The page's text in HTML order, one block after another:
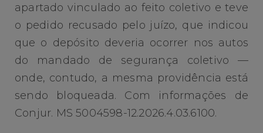
apartado vinculado ao feito coletivo e teve
o pedido recusado pelo juízo, que indicou
que o depósito deveria ocorrer nos autos
do mandado de segurança coletivo —
onde, contudo, a mesma providência está
sendo bloqueada. Com informações de
Conjur. MS 5004598-12.2026.4.03.6100.